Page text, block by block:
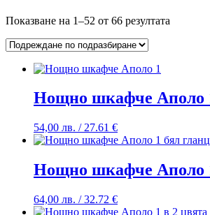
Показване на 1–52 от 66 резултата
Нощно шкафче Аполо
54,00 лв. / 27.61 €
Нощно шкафче Аполо
64,00 лв. / 32.72 €